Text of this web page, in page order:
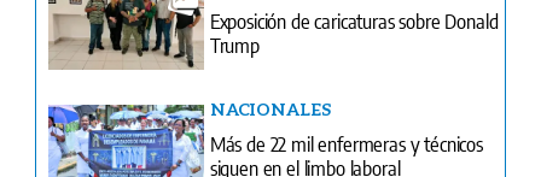
Más de 22 mil enfermeras y técnicos
siguen en el limbo laboral